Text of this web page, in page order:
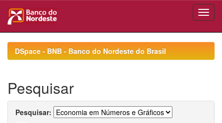
navigationDSpace - BNB - Banco do Nordeste do Brasil
Pesquisar
Pesquisar: